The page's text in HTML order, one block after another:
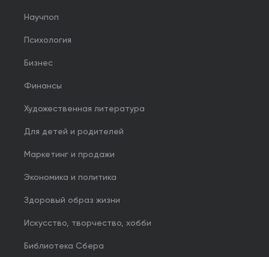
Научпоп
Психология
Бизнес
Финансы
Художественная литература
Для детей и родителей
Маркетинг и продажи
Экономика и политика
Здоровый образ жизни
Искусство, творчество, хобби
Библиотека Сбера